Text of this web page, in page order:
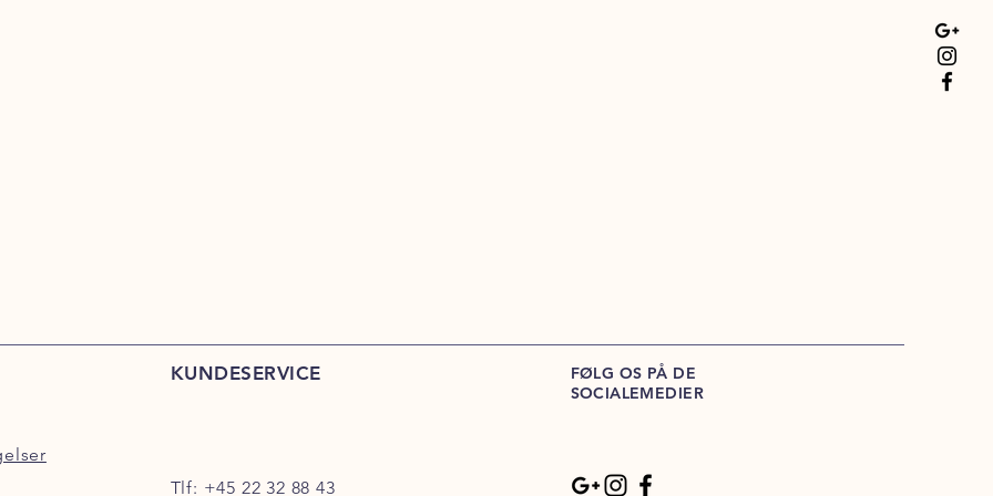
KUNDESERVICE
Tlf: +45 22 32 88 43
FØLG OS PÅ DE
SOCIALEMEDIER